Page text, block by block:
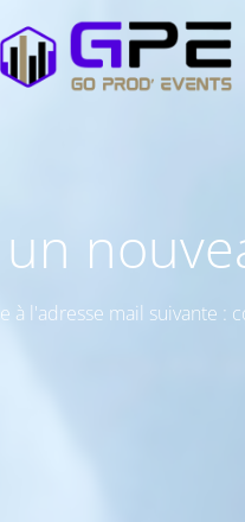
à l'adresse mail suivante :